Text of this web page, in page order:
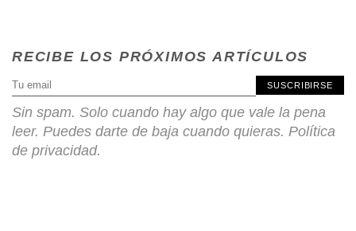
RECIBE LOS PRÓXIMOS ARTÍCULOS
SUSCRIBIRSE
Sin spam. Solo cuando hay algo que vale la pena
leer. Puedes darte de baja cuando quieras. Política
de privacidad.